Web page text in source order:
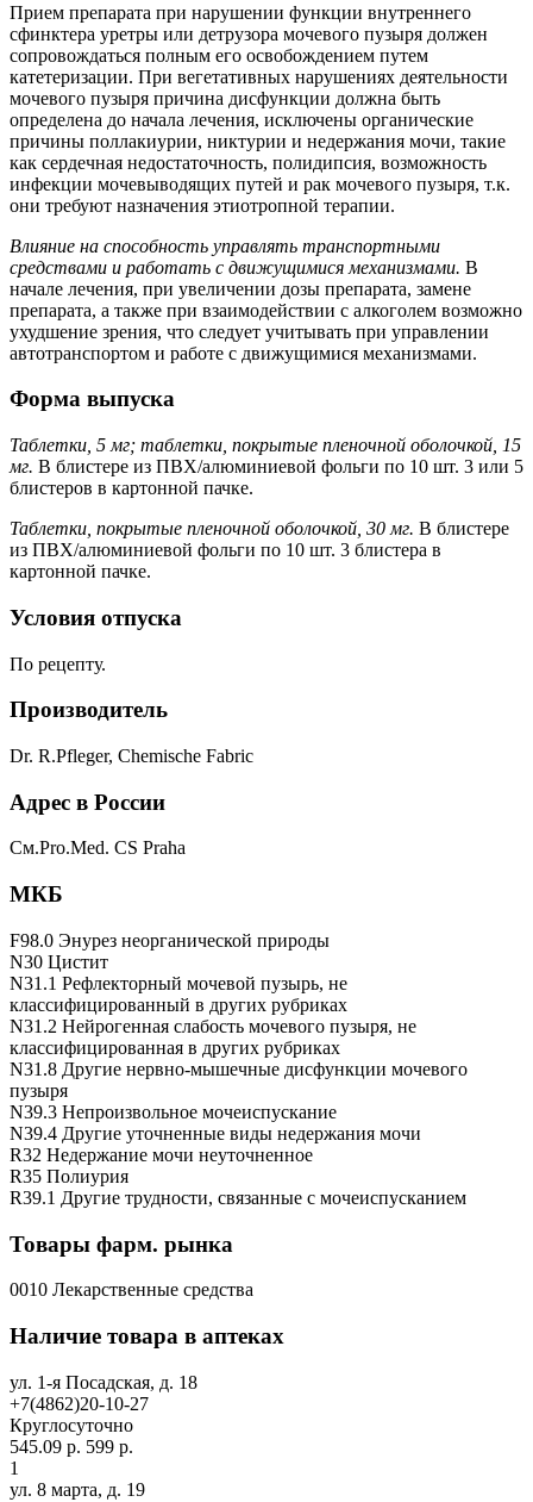
Прием препарата при нарушении функции внутреннего
сфинктера уретры или детрузора мочевого пузыря должен
сопровождаться полным его освобождением путем
катетеризации. При вегетативных нарушениях деятельности
мочевого пузыря причина дисфункции должна быть
определена до начала лечения, исключены органические
причины поллакиурии, никтурии и недержания мочи, такие
как сердечная недостаточность, полидипсия, возможность
инфекции мочевыводящих путей и рак мочевого пузыря, т.к.
они требуют назначения этиотропной терапии.
Влияние на способность управлять транспортными
средствами и работать с движущимися механизмами. В
начале лечения, при увеличении дозы препарата, замене
препарата, а также при взаимодействии с алкоголем возможно
ухудшение зрения, что следует учитывать при управлении
автотранспортом и работе с движущимися механизмами.
Форма выпуска
Таблетки, 5 мг; таблетки, покрытые пленочной оболочкой, 15
мг. В блистере из ПВХ/алюминиевой фольги по 10 шт. 3 или 5
блистеров в картонной пачке.
Таблетки, покрытые пленочной оболочкой, 30 мг. В блистере
из ПВХ/алюминиевой фольги по 10 шт. 3 блистера в
картонной пачке.
Условия отпуска
По рецепту.
Производитель
Dr. R.Pfleger, Chemische Fabric
Адрес в России
См.Pro.Med. CS Praha
МКБ
F98.0 Энурез неорганической природы
N30 Цистит
N31.1 Рефлекторный мочевой пузырь, не
классифицированный в других рубриках
N31.2 Нейрогенная слабость мочевого пузыря, не
классифицированная в других рубриках
N31.8 Другие нервно-мышечные дисфункции мочевого
пузыря
N39.3 Непроизвольное мочеиспускание
N39.4 Другие уточненные виды недержания мочи
R32 Недержание мочи неуточненное
R35 Полиурия
R39.1 Другие трудности, связанные с мочеиспусканием
Товары фарм. рынка
0010 Лекарственные средства
Наличие товара в аптеках
ул. 1-я Посадская, д. 18
+7(4862)20-10-27
Круглосуточно
545.09 р. 599 р.
1
ул. 8 марта, д. 19